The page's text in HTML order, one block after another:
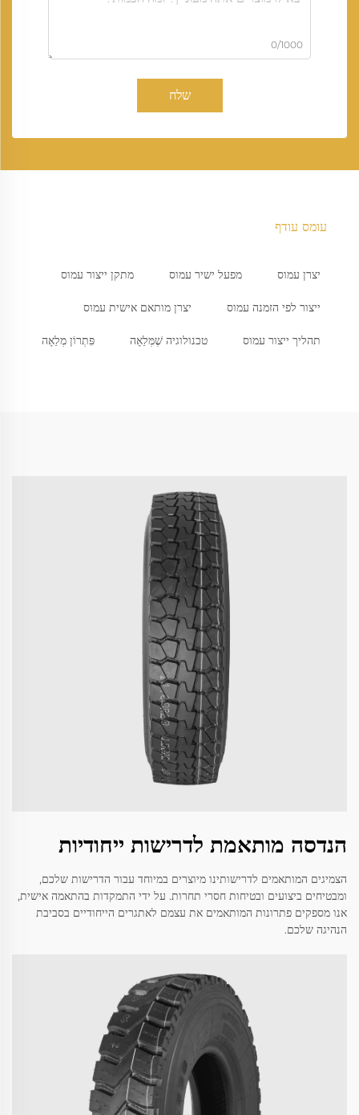
0/1000
שלח
עומס עודף
יצרן עמוס מפעל ישיר עמוס מתקן ייצור עמוס
ייצור לפי הזמנה עמוס יצרן מותאם אישית עמוס
תהליך ייצור עמוס טכנולוגיה שֶׁמְּלֵאָה פִּתְרוֹן מְלֵאָה
הנדסה מותאמת לדרישות ייחודיות
הצמיגים המותאמים לדרישותינו מיוצרים במיוחד עבור הדרישות שלכם,
ומבטיחים ביצועים ובטיחות חסרי תחרות. על ידי התמקדות בהתאמה אישית,
אנו מספקים פתרונות המותאמים את עצמם לאתגרים הייחודיים בסביבת
הנהיגה שלכם.